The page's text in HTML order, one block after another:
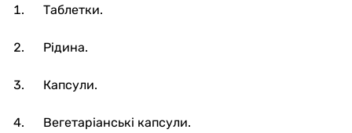
Таблетки.
Рідина.
Капсули.
Вегетаріанські капсули.